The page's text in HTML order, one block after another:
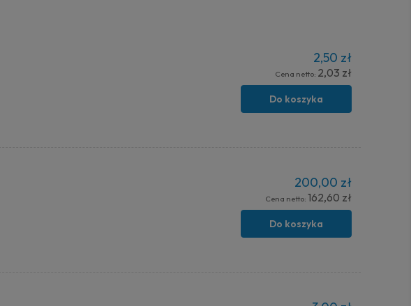
2,50 zł
Cena netto: 2,03 zł
Do koszyka
200,00 zł
Cena netto: 162,60 zł
Do koszyka